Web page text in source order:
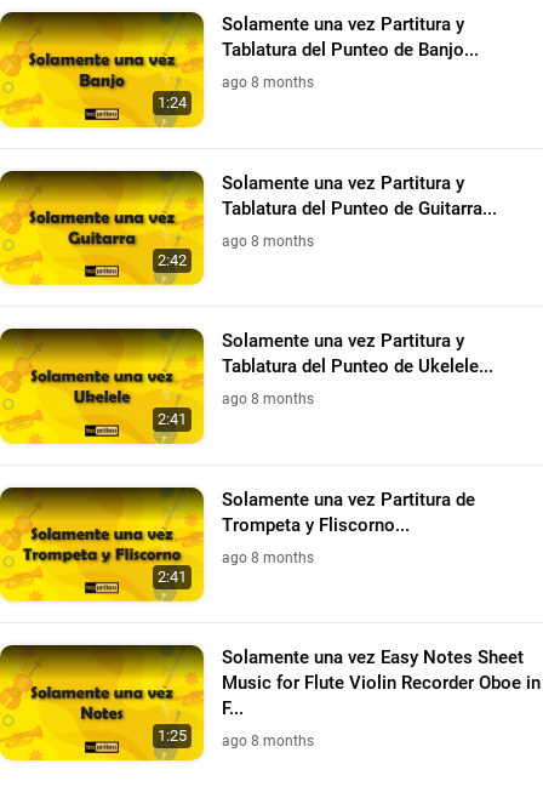
1:24
Solamente una vez Partitura y
Tablatura del Punteo de Banjo...
ago 8 months
2:42
Solamente una vez Partitura y
Tablatura del Punteo de Guitarra...
ago 8 months
2:41
Solamente una vez Partitura y
Tablatura del Punteo de Ukelele...
ago 8 months
2:41
Solamente una vez Partitura de
Trompeta y Fliscorno...
ago 8 months
1:25
Solamente una vez Easy Notes Sheet
Music for Flute Violin Recorder Oboe in
F...
ago 8 months